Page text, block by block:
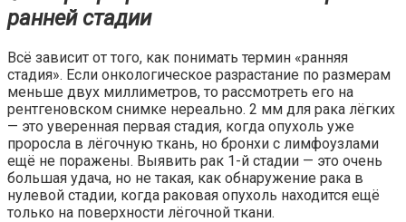
ранней стадии
Всё зависит от того, как понимать термин «ранняя
стадия». Если онкологическое разрастание по размерам
меньше двух миллиметров, то рассмотреть его на
рентгеновском снимке нереально. 2 мм для рака лёгких
— это уверенная первая стадия, когда опухоль уже
проросла в лёгочную ткань, но бронхи с лимфоузлами
ещё не поражены. Выявить рак 1-й стадии — это очень
большая удача, но не такая, как обнаружение рака в
нулевой стадии, когда раковая опухоль находится ещё
только на поверхности лёгочной ткани.